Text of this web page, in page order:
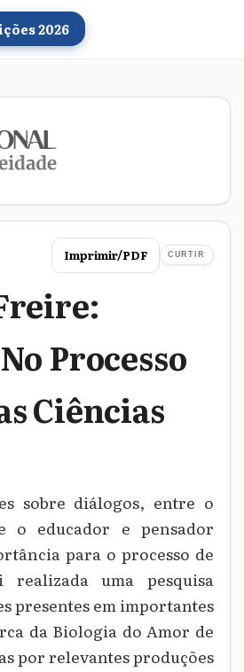
2026
Imprimir/PDF CURTIR
Processo
Ciências
sobre diálogos, entre o
o educador e pensador
para o processo de
uma pesquisa
presentes em importantes
da Biologia do Amor de
por relevantes produções